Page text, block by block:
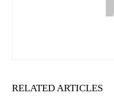
RELATED ARTICLES